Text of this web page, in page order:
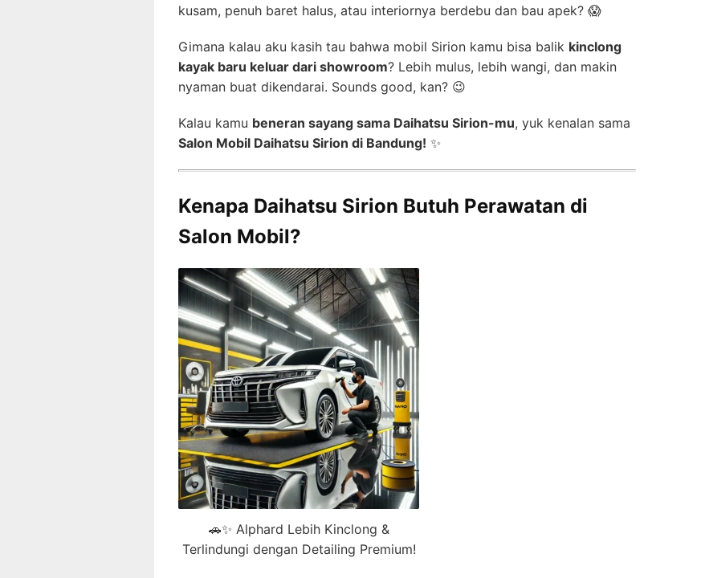
kusam, penuh baret halus, atau interiornya berdebu dan bau apek? 😱
Gimana kalau aku kasih tau bahwa mobil Sirion kamu bisa balik kinclong
kayak baru keluar dari showroom? Lebih mulus, lebih wangi, dan makin
nyaman buat dikendarai. Sounds good, kan? 😉
Kalau kamu beneran sayang sama Daihatsu Sirion-mu, yuk kenalan sama
Salon Mobil Daihatsu Sirion di Bandung! ✨
Kenapa Daihatsu Sirion Butuh Perawatan di
Salon Mobil?
🚗✨ Alphard Lebih Kinclong &
Terlindungi dengan Detailing Premium!